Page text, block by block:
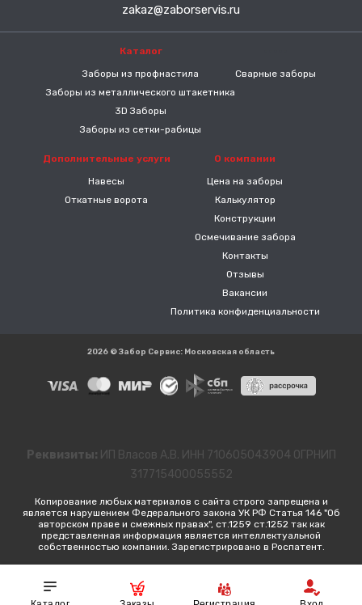
zakaz@zaborservis.ru
Каталог
Заборы из профнастила
Заборы из металлического штакетника
3D Заборы
Заборы из сетки-рабицы
Сварные заборы
Дополнительные услуги
Навесы
Откатные ворота
О компании
Цена на заборы
Калькулятор
Конструкции
Осмечивание забора
Контакты
Отзывы
Вакансии
Политика конфиденциальности
2026 © Забор Сервис: Московская область
Реквизиты: ИП Власов А.В. ИНН 710605043904 ОГРНИП
317715400055552
Копирование любых материалов с сайта строго запрещена и
является нарушением Федерального закона УК РФ Статья 146 "Об
авторском праве и смежных правах", ст.1259 ст.1252 так как
представленная информация является интеллектуальной
собственностью компании. Зарегистрировано в Роспатент.